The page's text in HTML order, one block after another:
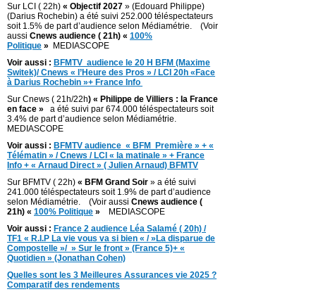
Sur LCI ( 22h) « Objectif 2027 » (Edouard Philippe)
(Darius Rochebin) a été suivi 252.000 téléspectateurs
soit 1.5% de part d’audience selon Médiamétrie. (Voir
aussi Cnews audience ( 21h) « 100%
Politique » MEDIASCOPE
Voir aussi : BFMTV audience le 20 H BFM (Maxime
Switek)/ Cnews « l’Heure des Pros » / LCI 20h «Face
à Darius Rochebin »+ France Info
Sur Cnews ( 21h/22h) « Philippe de Villiers : la France
en face » a été suivi par 674.000 téléspectateurs soit
3.4% de part d’audience selon Médiamétrie.
MEDIASCOPE
Voir aussi : BFMTV audience « BFM Première » + «
Télématin » / Cnews / LCI « la matinale » + France
Info + « Arnaud Direct » ( Julien Arnaud) BFMTV
Sur BFMTV ( 22h) « BFM Grand Soir » a été suivi
241.000 téléspectateurs soit 1.9% de part d’audience
selon Médiamétrie. (Voir aussi Cnews audience (
21h) « 100% Politique » MEDIASCOPE
Voir aussi : France 2 audience Léa Salamé ( 20h) /
TF1 « R.I.P La vie vous va si bien « / »La disparue de
Compostelle »/ » Sur le front » (France 5)+ «
Quotidien » (Jonathan Cohen)
Quelles sont les 3 Meilleures Assurances vie 2025 ?
Comparatif des rendements